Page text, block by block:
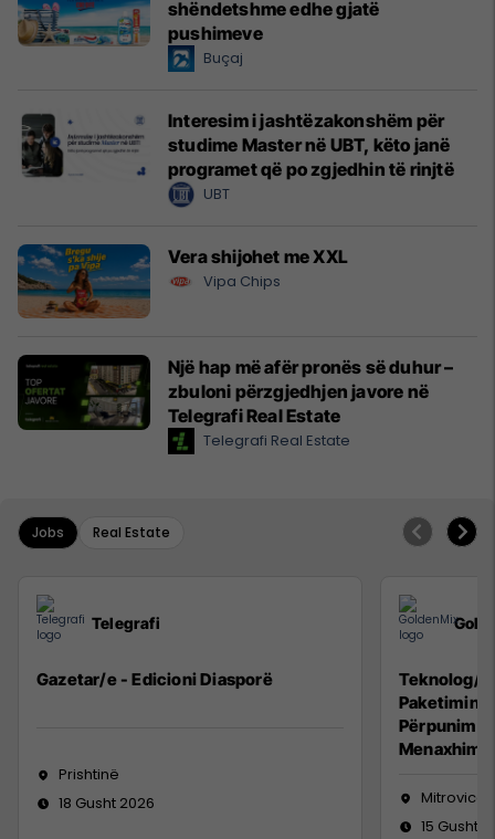
shëndetshme edhe gjatë
pushimeve
Buçaj
Interesim i jashtëzakonshëm për
studime Master në UBT, këto janë
programet që po zgjedhin të rinjtë
UBT
Vera shijohet me XXL
Vipa Chips
Një hap më afër pronës së duhur –
zbuloni përzgjedhjen javore në
Telegrafi Real Estate
Telegrafi Real Estate
Jobs Real Estate
Telegrafi
Gazetar/e - Edicioni Diasporë
Prishtinë
18 Gusht 2026
Teknolog/e
Paketimin
Mitrovicë
15 Gusht